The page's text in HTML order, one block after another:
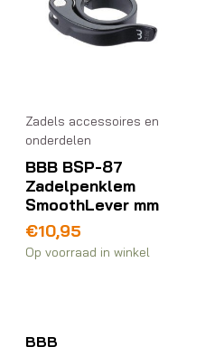
Zadels accessoires en
onderdelen
BBB BSP-87
Zadelpenklem
SmoothLever mm
€10,95
Op voorraad in winkel
BBB